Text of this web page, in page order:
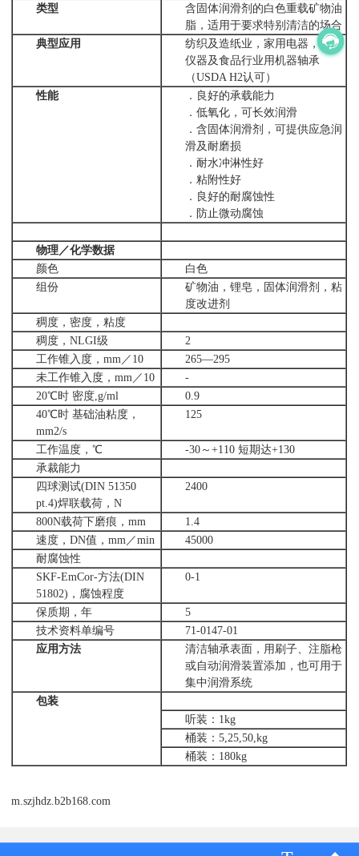
类型
含固体润滑剂的白色重载矿物油
脂，适用于要求特别清洁的场合
典型应用
纺织及造纸业，家用电器，光学
仪器及食品行业用机器轴承
（USDA H2认可）
性能
．良好的承载能力
．低氧化，可长效润滑
．含固体润滑剂，可提供应急润
滑及耐磨损
．耐水冲淋性好
．粘附性好
．良好的耐腐蚀性
．防止微动腐蚀
物理／化学数据
颜色
白色
组份
矿物油，锂皂，固体润滑剂，粘
度改进剂
稠度，密度，粘度
稠度，NLGI级
2
工作锥入度，mm／10
265—295
未工作锥入度，mm／10
-
20℃时 密度,g/ml
0.9
40℃时 基础油粘度，
mm2/s
125
工作温度，℃
-30～+110 短期达+130
承裁能力
四球测试(DIN 51350
pt.4)焊联载荷，N
2400
800N载荷下磨痕，mm
1.4
速度，DN值，mm／min
45000
耐腐蚀性
SKF-EmCor-方法(DIN
51802)，腐蚀程度
0-1
保质期，年
5
技术资料单编号
71-0147-01
应用方法
清洁轴承表面，用刷子、注脂枪
或自动润滑装置添加，也可用于
集中润滑系统
包装
听装：1kg
桶装：5,25,50,kg
桶装：180kg
m.szjhdz.b2b168.com